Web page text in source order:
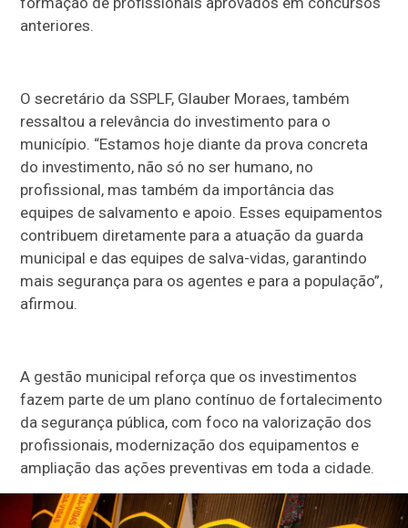
anteriores.
O secretário da SSPLF, Glauber Moraes, também
ressaltou a relevância do investimento para o
município. “Estamos hoje diante da prova concreta
do investimento, não só no ser humano, no
profissional, mas também da importância das
equipes de salvamento e apoio. Esses equipamentos
contribuem diretamente para a atuação da guarda
municipal e das equipes de salva-vidas, garantindo
mais segurança para os agentes e para a população”,
afirmou.
A gestão municipal reforça que os investimentos
fazem parte de um plano contínuo de fortalecimento
da segurança pública, com foco na valorização dos
profissionais, modernização dos equipamentos e
ampliação das ações preventivas em toda a cidade.